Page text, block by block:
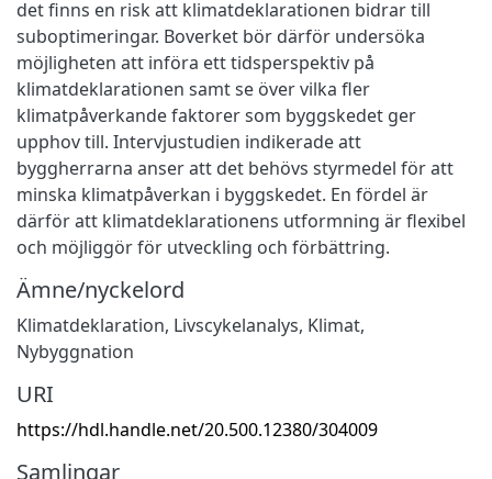
det finns en risk att klimatdeklarationen bidrar till
suboptimeringar. Boverket bör därför undersöka
möjligheten att införa ett tidsperspektiv på
klimatdeklarationen samt se över vilka fler
klimatpåverkande faktorer som byggskedet ger
upphov till. Intervjustudien indikerade att
byggherrarna anser att det behövs styrmedel för att
minska klimatpåverkan i byggskedet. En fördel är
därför att klimatdeklarationens utformning är flexibel
och möjliggör för utveckling och förbättring.
Ämne/nyckelord
Klimatdeklaration, Livscykelanalys, Klimat,
Nybyggnation
URI
https://hdl.handle.net/20.500.12380/304009
Samlingar